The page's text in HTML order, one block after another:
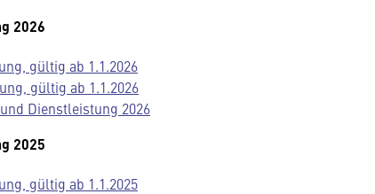
2026
gültig ab 1.1.2026
gültig ab 1.1.2026
Dienstleistung 2026
2025
gültig ab 1.1.2025